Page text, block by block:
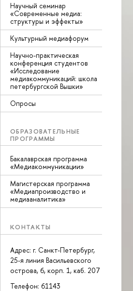
Научный семинар
«Современные медиа:
структуры и эффекты»
Культурный медиафорум
Научно-практическая
конференция студентов
«Исследование
медиакоммуникаций: школа
петербургской Вышки»
Опросы
ОБРАЗОВАТЕЛЬНЫЕ
ПРОГРАММЫ
Бакалаврская программа
«Медиакоммуникации»
Магистерская программа
«Медиапроизводство и
медиааналитика»
КОНТАКТЫ
Адрес: г. Санкт-Петербург,
25-я линия Васильевского
острова, 6, корп. 1, каб. 207
Телефон: 61143